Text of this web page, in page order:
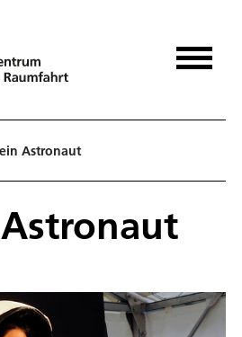
Astronaut